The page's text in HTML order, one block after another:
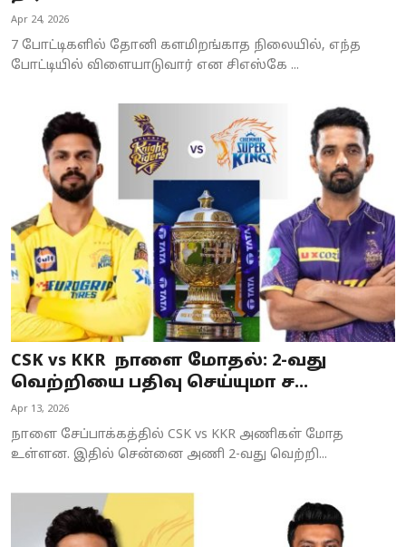
Apr 24, 2026
7 போட்டிகளில் தோனி களமிறங்காத நிலையில், எந்த
போட்டியில் விளையாடுவார் என சிஎஸ்கே ...
CSK vs KKR நாளை மோதல்: 2-வது
வெற்றியை பதிவு செய்யுமா ச...
Apr 13, 2026
நாளை சேப்பாக்கத்தில் CSK vs KKR அணிகள் மோத
உள்ளன. இதில் சென்னை அணி 2-வது வெற்றி...